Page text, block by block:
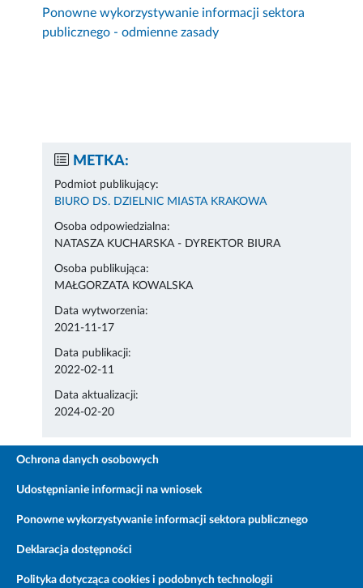
Ponowne wykorzystywanie informacji sektora
publicznego - odmienne zasady
METKA:
Podmiot publikujący:
BIURO DS. DZIELNIC MIASTA KRAKOWA
Osoba odpowiedzialna:
NATASZA KUCHARSKA - DYREKTOR BIURA
Osoba publikująca:
MAŁGORZATA KOWALSKA
Data wytworzenia:
2021-11-17
Data publikacji:
2022-02-11
Data aktualizacji:
2024-02-20
Ochrona danych osobowych
Udostępnianie informacji na wniosek
Ponowne wykorzystywanie informacji sektora publicznego
Deklaracja dostępności
Polityka dotycząca cookies i podobnych technologii